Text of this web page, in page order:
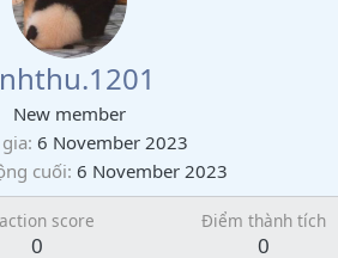
New member
6 November 2023
cuối 6 November 2023
score
0
Điểm thành tích
0